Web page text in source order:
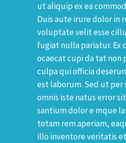
ut aliquip ex ea
Duis aute irure dolor in
voluptate velit esse
fugiat nulla pariatur. Ex
ocaecat cupi da tat non
culpa qui officia
est laborum. Sed ut per
omnis iste natus error
santium dolor e mque
totam rem aperiam,
illo inventore veritatis